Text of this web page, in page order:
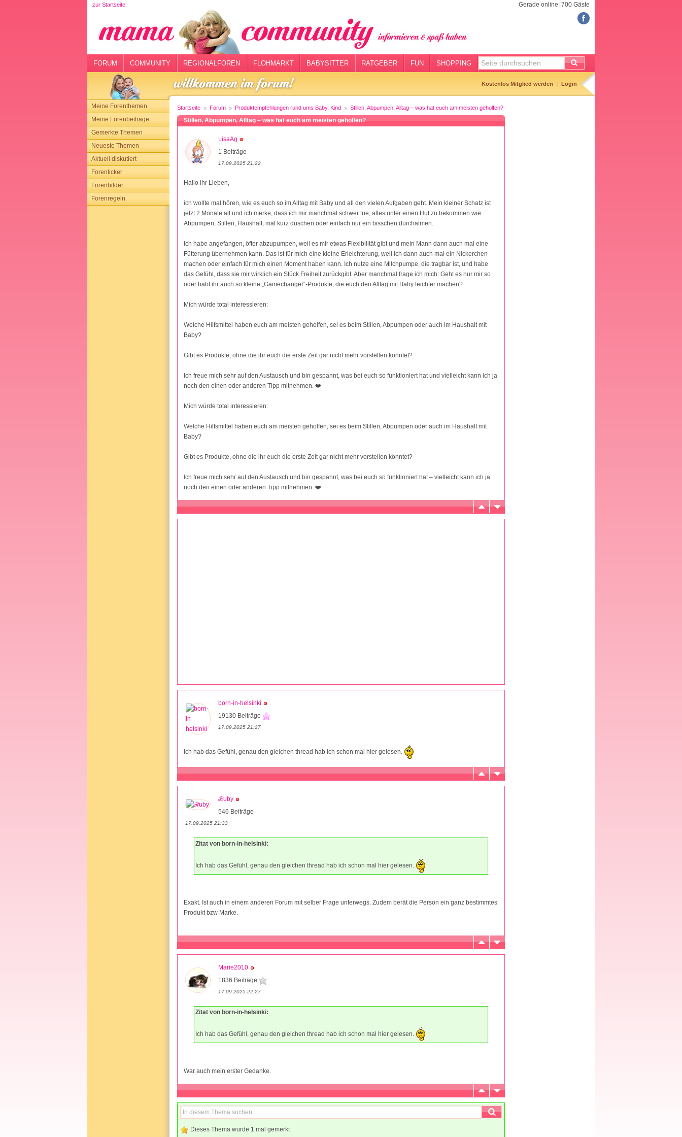
zur Startseite Gerade online: 700 Gäste
FORUM COMMUNITY REGIONALFOREN FLOHMARKT BABYSITTER RATGEBER FUN SHOPPING
Kostenlos Mitglied werden Login
Meine Forenthemen
Meine Forenbeiträge
Gemerkte Themen
Neueste Themen
Aktuell diskutiert
Forenticker
Forenbilder
Forenregeln
Startseite Forum Produktempfehlungen rund ums Baby, Kind Stillen, Abpumpen, Alltag – was hat euch am meisten geholfen?
Stillen, Abpumpen, Alltag – was hat euch am meisten geholfen?
LisaAg
1 Beiträge
17.09.2025 21:22
Hallo ihr Lieben,
ich wollte mal hören, wie es euch so im Alltag mit Baby und all den vielen Aufgaben geht. Mein kleiner Schatz ist
jetzt 2 Monate alt und ich merke, dass ich mir manchmal schwer tue, alles unter einen Hut zu bekommen wie
Abpumpen, Stillen, Haushalt, mal kurz duschen oder einfach nur ein bisschen durchatmen.
Ich habe angefangen, öfter abzupumpen, weil es mir etwas Flexibilität gibt und mein Mann dann auch mal eine
Fütterung übernehmen kann. Das ist für mich eine kleine Erleichterung, weil ich dann auch mal ein Nickerchen
machen oder einfach für mich einen Moment haben kann. Ich nutze eine Milchpumpe, die tragbar ist, und habe
das Gefühl, dass sie mir wirklich ein Stück Freiheit zurückgibt. Aber manchmal frage ich mich: Geht es nur mir so
oder habt ihr auch so kleine „Gamechanger“-Produkte, die euch den Alltag mit Baby leichter machen?
Mich würde total interessieren:
Welche Hilfsmittel haben euch am meisten geholfen, sei es beim Stillen, Abpumpen oder auch im Haushalt mit
Baby?
Gibt es Produkte, ohne die ihr euch die erste Zeit gar nicht mehr vorstellen könntet?
Ich freue mich sehr auf den Austausch und bin gespannt, was bei euch so funktioniert hat und vielleicht kann ich ja
noch den einen oder anderen Tipp mitnehmen. ❤️
Mich würde total interessieren:
Welche Hilfsmittel haben euch am meisten geholfen, sei es beim Stillen, Abpumpen oder auch im Haushalt mit
Baby?
Gibt es Produkte, ohne die ihr euch die erste Zeit gar nicht mehr vorstellen könntet?
Ich freue mich sehr auf den Austausch und bin gespannt, was bei euch so funktioniert hat – vielleicht kann ich ja
noch den einen oder anderen Tipp mitnehmen. ❤️
born-in-helsinki
19130 Beiträge
17.09.2025 21:27
Ich hab das Gefühl, genau den gleichen thread hab ich schon mal hier gelesen.
ℛuby
546 Beiträge
17.09.2025 21:33
Zitat von born-in-helsinki:
Ich hab das Gefühl, genau den gleichen thread hab ich schon mal hier gelesen.
Exakt. Ist auch in einem anderen Forum mit selber Frage unterwegs. Zudem berät die Person ein ganz bestimmtes
Produkt bzw Marke.
Marie2010
1836 Beiträge
17.09.2025 22:27
Zitat von born-in-helsinki:
Ich hab das Gefühl, genau den gleichen thread hab ich schon mal hier gelesen.
War auch mein erster Gedanke.
Dieses Thema wurde 1 mal gemerkt